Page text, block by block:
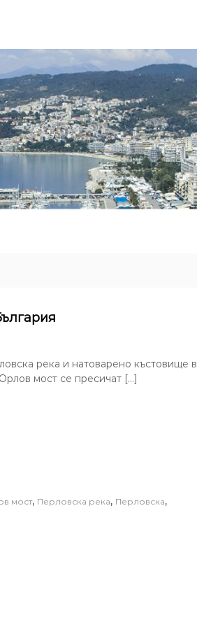
река и натоварено къстовище в
мост се пресичат […]
мост, Перловска река, Перловска,